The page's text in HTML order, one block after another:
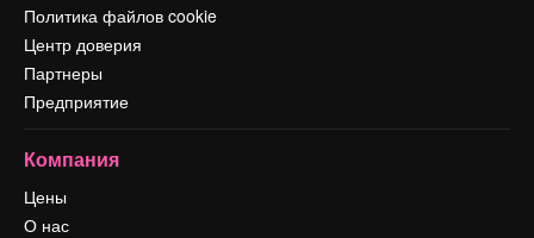
Политика файлов cookie
Центр доверия
Партнеры
Предприятие
Компания
Цены
О нас